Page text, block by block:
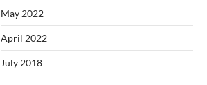
May 2022
April 2022
July 2018